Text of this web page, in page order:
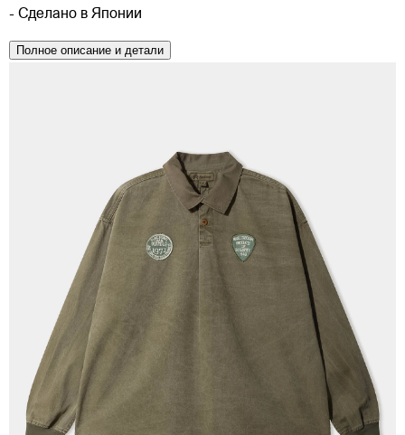
- Сделано в Японии
Полное описание и детали